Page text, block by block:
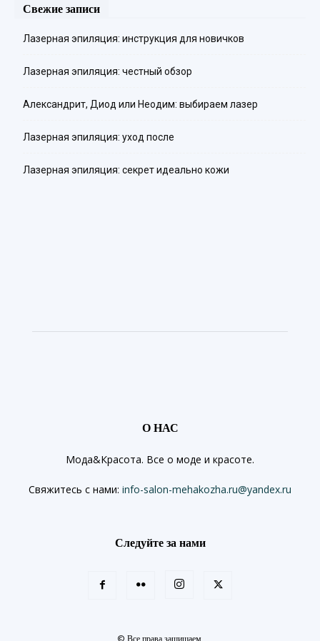
Свежие записи
Лазерная эпиляция: инструкция для новичков
Лазерная эпиляция: честный обзор
Александрит, Диод или Неодим: выбираем лазер
Лазерная эпиляция: уход после
Лазерная эпиляция: секрет идеально кожи
О НАС
Мода&Красота. Все о моде и красоте.
Свяжитесь с нами: info-salon-mehakozha.ru@yandex.ru
Следуйте за нами
© Все права защищаем.